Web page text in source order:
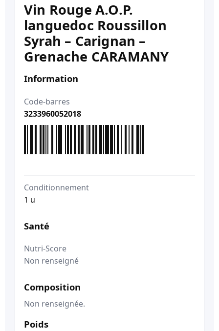
Vin Rouge A.O.P.
languedoc Roussillon
Syrah – Carignan –
Grenache CARAMANY
Information
Code-barres
3233960052018
Conditionnement
1 u
Santé
Nutri-Score
Non renseigné
Composition
Non renseignée.
Poids